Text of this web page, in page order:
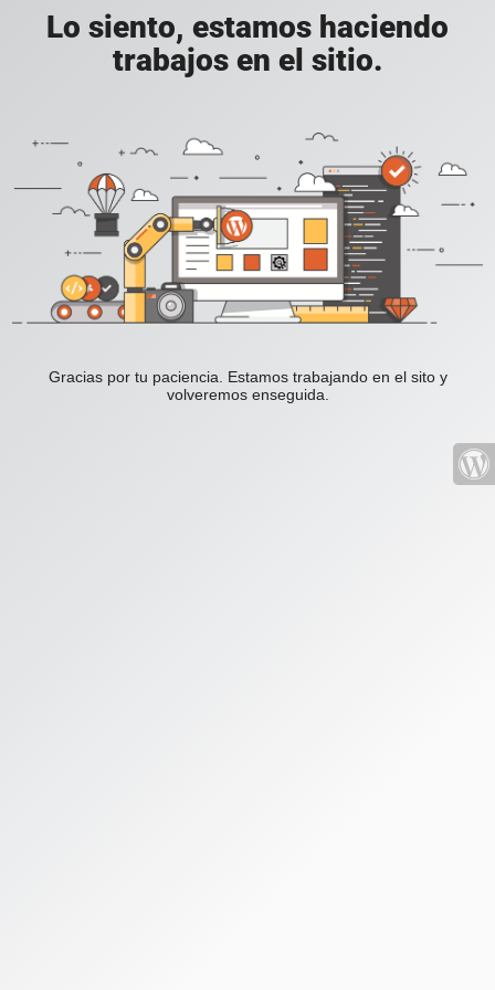
Lo siento, estamos haciendo
trabajos en el sitio.
Gracias por tu paciencia. Estamos trabajando en el sito y
volveremos enseguida.